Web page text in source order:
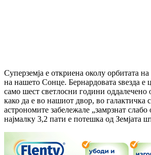
Суперземја е откриена околу орбитата на
на нашето Сонце. Бернардовата ѕвезда е
само шест светлосни години оддалечено
како да е во нашиот двор, во галактичка
астрономите забележале „замрзнат слабо
најмалку 3,2 пати е потешка од Земјата